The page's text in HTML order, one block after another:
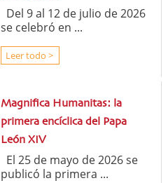
Del 9 al 12 de julio de 2026
se celebró en ...
Leer todo >
Magnifica Humanitas: la
primera encíclica del Papa
León XIV
El 25 de mayo de 2026 se
publicó la primera ...